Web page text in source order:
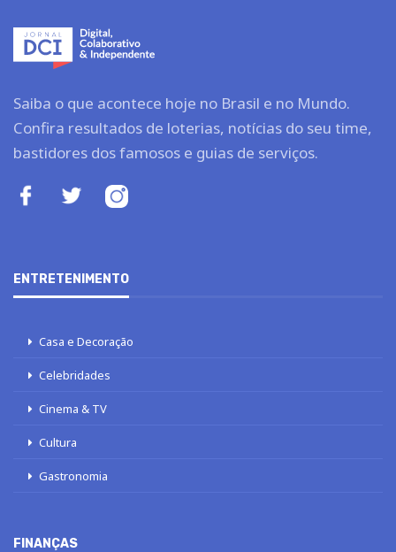
Saiba o que acontece hoje no Brasil e no Mundo.
Confira resultados de loterias, notícias do seu time,
bastidores dos famosos e guias de serviços.
ENTRETENIMENTO
Casa e Decoração
Celebridades
Cinema & TV
Cultura
Gastronomia
FINANÇAS